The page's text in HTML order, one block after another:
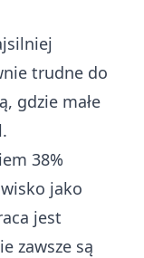
trudne do
gdzie małe
38%
jako
jest
zawsze są